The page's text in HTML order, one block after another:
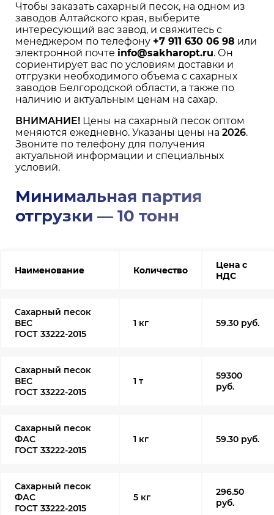
Чтобы заказать сахарный песок, на одном из
заводов Алтайского края, выберите
интересующий вас завод, и свяжитесь с
менеджером по телефону +7 911 630 06 98 или
электронной почте info@sakharopt.ru. Он
сориентирует вас по условиям доставки и
отгрузки необходимого объема с сахарных
заводов Белгородской области, а также по
наличию и актуальным ценам на сахар.
ВНИМАНИЕ! Цены на сахарный песок оптом
меняются ежедневно. Указаны цены на 2026.
Звоните по телефону для получения
актуальной информации и специальных
условий.
Минимальная партия
отгрузки — 10 тонн
Наименование Количество
Цена с
НДС
Сахарный песок
ВЕС
ГОСТ 33222-2015
1 кг 59.30 руб.
Сахарный песок
ВЕС
ГОСТ 33222-2015
1 т
59300
руб.
Сахарный песок
ФАС
ГОСТ 33222-2015
1 кг 59.30 руб.
Сахарный песок
ФАС
ГОСТ 33222-2015
5 кг
296.50
руб.